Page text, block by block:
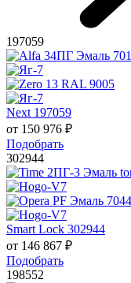
197059
Next 197059
от 150 976 ₽
Подобрать
302944
Smart Lock 302944
от 146 867 ₽
Подобрать
198552